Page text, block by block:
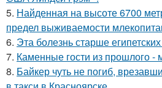
5. Найденная на высоте 6700
предел выживаемости
6. Эта болезнь старше
7. Каменные гости из прошлого -
8. Байкер чуть не погиб,